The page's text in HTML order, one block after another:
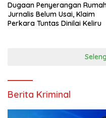
Dugaan Penyerangan
Jurnalis Belum Usai, Klaim
Perkara Tuntas Dinilai Keliru
Berita Kriminal